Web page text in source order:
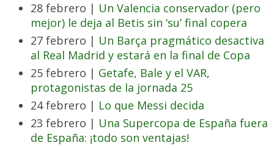
28 febrero | Un Valencia conservador (pero
mejor) le deja al Betis sin ‘su’ final copera
27 febrero | Un Barça pragmático desactiva
al Real Madrid y estará en la final de Copa
25 febrero | Getafe, Bale y el VAR,
protagonistas de la jornada 25
24 febrero | Lo que Messi decida
23 febrero | Una Supercopa de España fuera
de España: ¡todo son ventajas!